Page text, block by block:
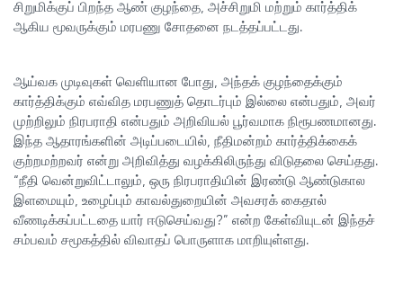
சிறுமிக்குப் பிறந்த ஆண் குழந்தை, அச்சிறுமி மற்றும் கார்த்திக்
ஆகிய மூவருக்கும் மரபணு சோதனை நடத்தப்பட்டது.
ஆய்வக முடிவுகள் வெளியான போது, அந்தக் குழந்தைக்கும்
கார்த்திக்கும் எவ்வித மரபணுத் தொடர்பும் இல்லை என்பதும், அவர்
முற்றிலும் நிரபராதி என்பதும் அறிவியல் பூர்வமாக நிரூபணமானது.
இந்த ஆதாரங்களின் அடிப்படையில், நீதிமன்றம் கார்த்திக்கைக்
குற்றமற்றவர் என்று அறிவித்து வழக்கிலிருந்து விடுதலை செய்தது.
“நீதி வென்றுவிட்டாலும், ஒரு நிரபராதியின் இரண்டு ஆண்டுகால
இளமையும், உழைப்பும் காவல்துறையின் அவசரக் கைதால்
வீணடிக்கப்பட்டதை யார் ஈடுசெய்வது?” என்ற கேள்வியுடன் இந்தச்
சம்பவம் சமூகத்தில் விவாதப் பொருளாக மாறியுள்ளது.